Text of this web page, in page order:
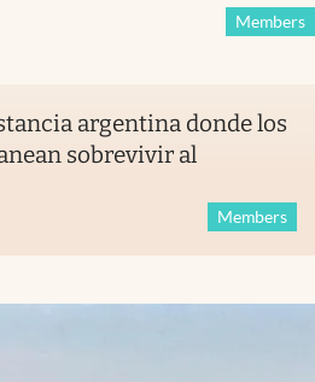
Members
argentina donde los
sobrevivir al
Members